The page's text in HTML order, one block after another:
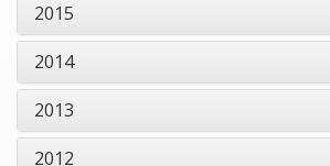
2015
2014
2013
2012